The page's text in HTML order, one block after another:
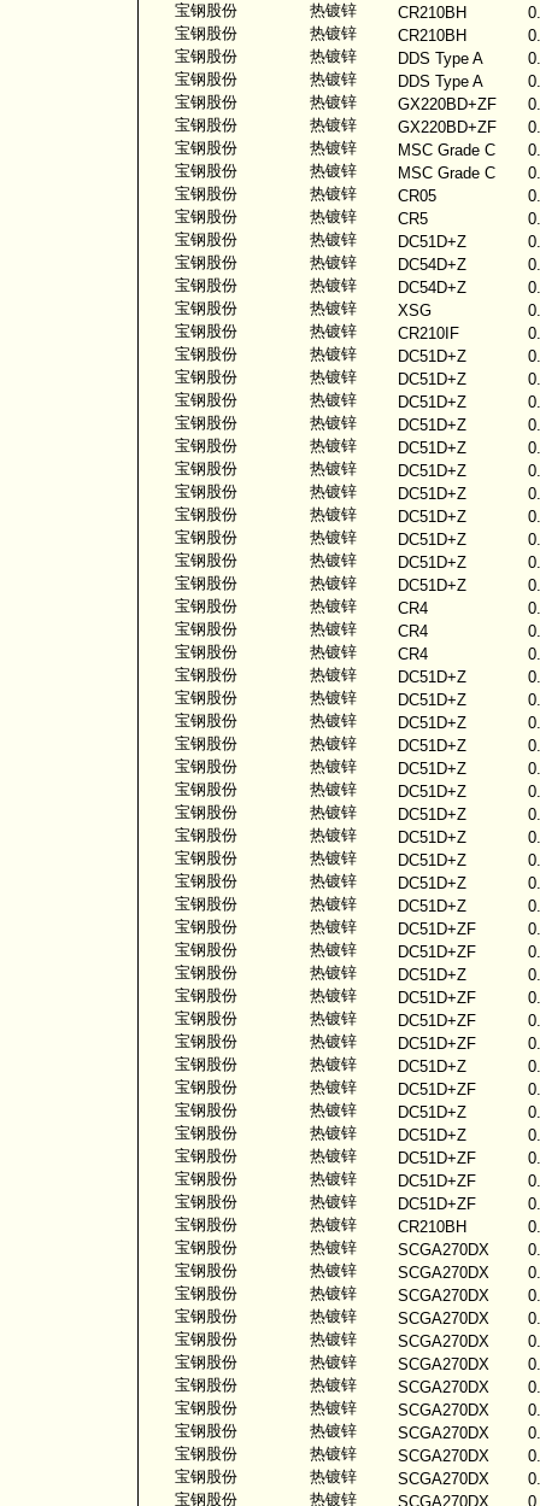
宝钢股份
热镀锌 CR210BH
宝钢股份
热镀锌 CR210BH
宝钢股份
热镀锌 DDS Type A
宝钢股份
热镀锌 DDS Type A
宝钢股份
热镀锌 GX220BD+ZF
宝钢股份
热镀锌 GX220BD+ZF
宝钢股份
热镀锌 MSC Grade C
宝钢股份
热镀锌 MSC Grade C
宝钢股份
热镀锌 CR05
宝钢股份
热镀锌 CR5
宝钢股份
热镀锌 DC51D+Z
宝钢股份
热镀锌 DC54D+Z
宝钢股份
热镀锌 DC54D+Z
宝钢股份
热镀锌 XSG
宝钢股份
热镀锌 CR210IF
宝钢股份
热镀锌 DC51D+Z
宝钢股份
热镀锌 DC51D+Z
宝钢股份
热镀锌 DC51D+Z
宝钢股份
热镀锌 DC51D+Z
宝钢股份
热镀锌 DC51D+Z
宝钢股份
热镀锌 DC51D+Z
宝钢股份
热镀锌 DC51D+Z
宝钢股份
热镀锌 DC51D+Z
宝钢股份
热镀锌 DC51D+Z
宝钢股份
热镀锌 DC51D+Z
宝钢股份
热镀锌 DC51D+Z
宝钢股份
热镀锌 CR4
宝钢股份
热镀锌 CR4
宝钢股份
热镀锌 CR4
宝钢股份
热镀锌 DC51D+Z
宝钢股份
热镀锌 DC51D+Z
宝钢股份
热镀锌 DC51D+Z
宝钢股份
热镀锌 DC51D+Z
宝钢股份
热镀锌 DC51D+Z
宝钢股份
热镀锌 DC51D+Z
宝钢股份
热镀锌 DC51D+Z
宝钢股份
热镀锌 DC51D+Z
宝钢股份
热镀锌 DC51D+Z
宝钢股份
热镀锌 DC51D+Z
宝钢股份
热镀锌 DC51D+Z
宝钢股份
热镀锌 DC51D+ZF
宝钢股份
热镀锌 DC51D+ZF
宝钢股份
热镀锌 DC51D+Z
宝钢股份
热镀锌 DC51D+ZF
宝钢股份
热镀锌 DC51D+ZF
宝钢股份
热镀锌 DC51D+ZF
宝钢股份
热镀锌 DC51D+Z
宝钢股份
热镀锌 DC51D+ZF
宝钢股份
热镀锌 DC51D+Z
宝钢股份
热镀锌 DC51D+Z
宝钢股份
热镀锌 DC51D+ZF
宝钢股份
热镀锌 DC51D+ZF
宝钢股份
热镀锌 DC51D+ZF
宝钢股份
热镀锌 CR210BH
宝钢股份
热镀锌 SCGA270DX
宝钢股份
热镀锌 SCGA270DX
宝钢股份
热镀锌 SCGA270DX
宝钢股份
热镀锌 SCGA270DX
宝钢股份
热镀锌 SCGA270DX
宝钢股份
热镀锌 SCGA270DX
宝钢股份
热镀锌 SCGA270DX
宝钢股份
热镀锌 SCGA270DX
宝钢股份
热镀锌 SCGA270DX
宝钢股份
热镀锌 SCGA270DX
宝钢股份
热镀锌 SCGA270DX
宝钢股份
热镀锌 SCGA270DX